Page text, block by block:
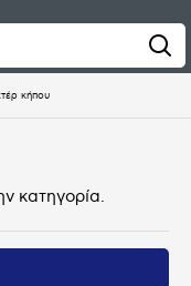
κήπου
κατηγορία.